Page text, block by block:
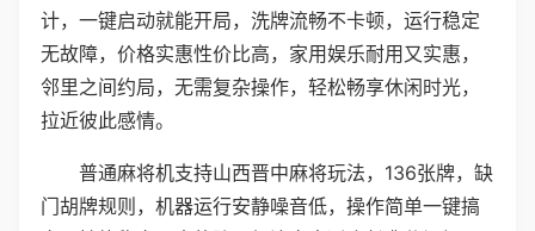
计，一键启动就能开局，洗牌流畅不卡顿，运行稳定
无故障，价格实惠性价比高，家用娱乐耐用又实惠，
邻里之间约局，无需复杂操作，轻松畅享休闲时光，
拉近彼此感情。
普通麻将机支持山西晋中麻将玩法，136张牌，缺
门胡牌规则，机器运行安静噪音低，操作简单一键搞